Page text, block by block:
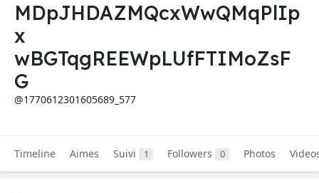
MDpJHDAZMQcxWwQMqPlIp
x
wBGTqgREEWpLUfFTIMoZsF
G
@1770612301605689_577
Timeline Aimes Suivi 1 Followers 0 Photos